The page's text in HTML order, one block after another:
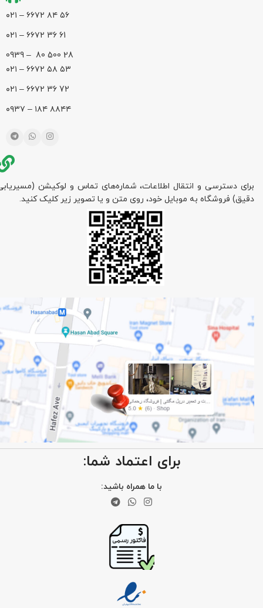
۵۶ ۸۴ ۶۶۷۲ – ۰۲۱
61 36 ۶۶۷۲ – ۰۲۱
28 500 80 – 0939
۵۳ ۵۸ ۶۶۷۲ – ۰۲۱
72 36 ۶۶۷۲ – ۰۲۱
۸۸۴۴ ۱۸۴ – ۰۹۳۷
برای دسترسی و انتقال اطلاعات، شماره‌های تماس و لوکیشن
دقیق) فروشگاه به موبایل خود، روی متن و یا تصویر زیر کلیک کنید.
برای اعتماد شما:
با ما همراه باشید: